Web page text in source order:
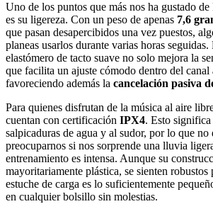
Uno de los puntos que más nos ha gustado de
es su ligereza. Con un peso de apenas 7,6
que pasan desapercibidos una vez puestos,
planeas usarlos durante varias horas
elastómero de tacto suave no solo mejora la
que facilita un ajuste cómodo dentro del canal
favoreciendo además la cancelación pasiva
Para quienes disfrutan de la música al aire
cuentan con certificación IPX4. Esto significa
salpicaduras de agua y al sudor, por lo que no
preocuparnos si nos sorprende una lluvia
entrenamiento es intensa. Aunque su
mayoritariamente plástica, se sienten
estuche de carga es lo suficientemente
en cualquier bolsillo sin molestias.